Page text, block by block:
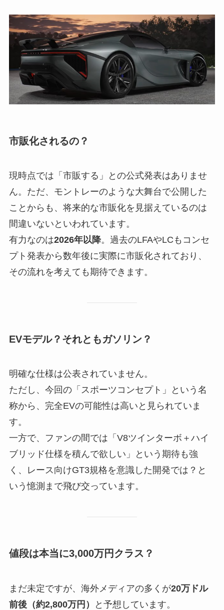
市販化されるの？
現時点では「市販する」との公式発表はありませ
ん。ただ、モントレーのような大舞台で公開した
ことからも、将来的な市販化を見据えているのは
間違いないといわれています。
有力なのは2026年以降。過去のLFAやLCもコンセ
プト発表から数年後に実際に市販化されており、
その流れを考えても期待できます。
EVモデル？それともガソリン？
明確な仕様は公表されていません。
ただし、今回の「スポーツコンセプト」という名
称から、完全EVの可能性は高いと見られていま
す。
一方で、ファンの間では「V8ツインターボ＋ハイ
ブリッド仕様を積んで欲しい」という期待も強
く、レース向けGT3規格を意識した開発では？と
いう憶測まで飛び交っています。
値段は本当に3,000万円クラス？
まだ未定ですが、海外メディアの多くが20万ドル
前後（約2,800万円）
と予想しています。